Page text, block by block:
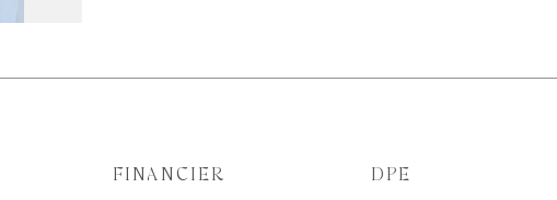
FINANCIER DPE